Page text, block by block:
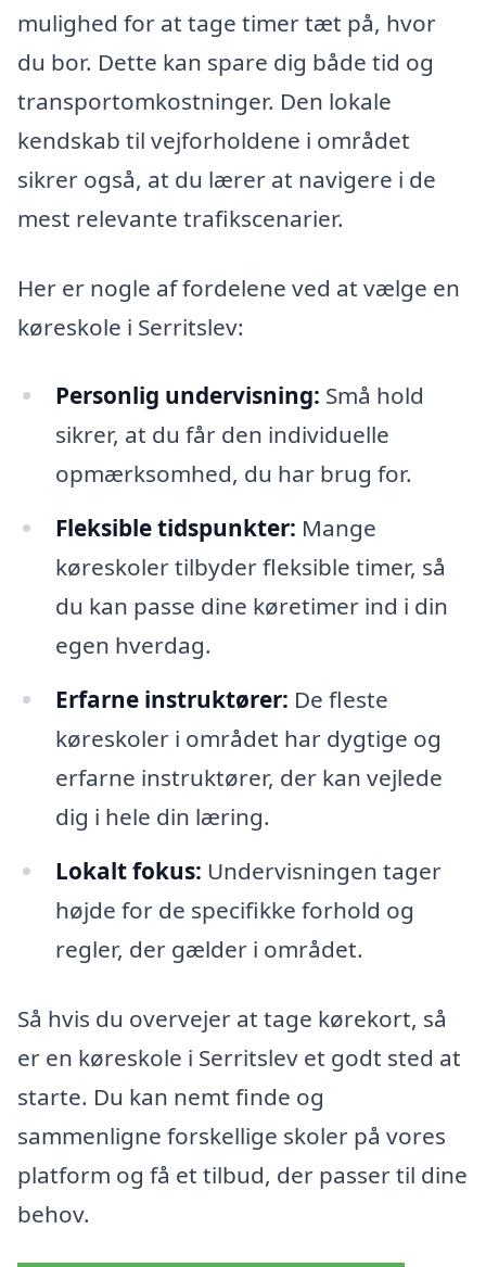
mulighed for at tage timer tæt på, hvor
du bor. Dette kan spare dig både tid og
transportomkostninger. Den lokale
kendskab til vejforholdene i området
sikrer også, at du lærer at navigere i de
mest relevante trafikscenarier.
Her er nogle af fordelene ved at vælge en
køreskole i Serritslev:
Personlig undervisning: Små hold
sikrer, at du får den individuelle
opmærksomhed, du har brug for.
Fleksible tidspunkter: Mange
køreskoler tilbyder fleksible timer, så
du kan passe dine køretimer ind i din
egen hverdag.
Erfarne instruktører: De fleste
køreskoler i området har dygtige og
erfarne instruktører, der kan vejlede
dig i hele din læring.
Lokalt fokus: Undervisningen tager
højde for de specifikke forhold og
regler, der gælder i området.
Så hvis du overvejer at tage kørekort, så
er en køreskole i Serritslev et godt sted at
starte. Du kan nemt finde og
sammenligne forskellige skoler på vores
platform og få et tilbud, der passer til dine
behov.